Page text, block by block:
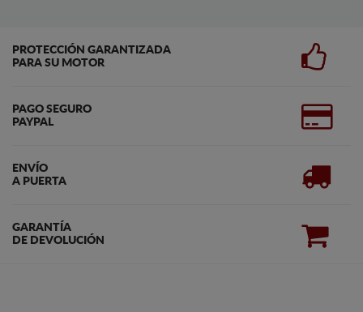
PROTECCIÓN GARANTIZADA
PARA SU MOTOR
PAGO SEGURO
PAYPAL
ENVÍO
A PUERTA
GARANTÍA
DE DEVOLUCIÓN